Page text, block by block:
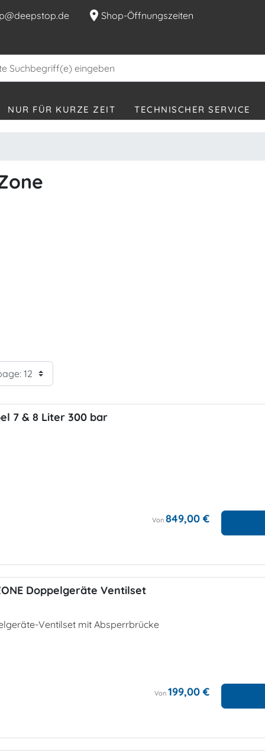
location_on Shop-Öffnungszeiten
NUR FÜR KURZE ZEIT TECHNISCHER SERVICE
7 & 8 Liter 300 bar
Von 849,00 €
Doppelgeräte Ventilset
Ventilset mit Absperrbrücke
Von 199,00 €